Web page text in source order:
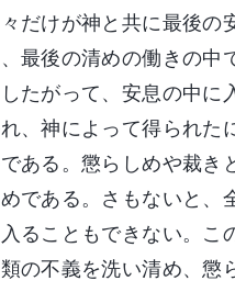
だけが神と共に最後
最後の清めの働きの
たがって、安息の中
、神によって得られ
ある。懲らしめや裁
である。さもないと
ることもできない。
の不義を洗い清め、